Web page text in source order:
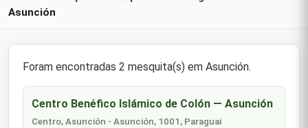
Asunción
Foram encontradas 2 mesquita(s) em Asunción.
Centro Benéfico Islámico de Colón — Asunción
Centro, Asunción - Asunción, 1001, Paraguai